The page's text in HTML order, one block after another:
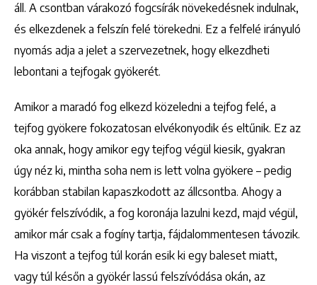
áll. A csontban várakozó fogcsírák növekedésnek indulnak,
és elkezdenek a felszín felé törekedni. Ez a felfelé irányuló
nyomás adja a jelet a szervezetnek, hogy elkezdheti
lebontani a tejfogak gyökerét.
Amikor a maradó fog elkezd közeledni a tejfog felé, a
tejfog gyökere fokozatosan elvékonyodik és eltűnik. Ez az
oka annak, hogy amikor egy tejfog végül kiesik, gyakran
úgy néz ki, mintha soha nem is lett volna gyökere – pedig
korábban stabilan kapaszkodott az állcsontba. Ahogy a
gyökér felszívódik, a fog koronája lazulni kezd, majd végül,
amikor már csak a fogíny tartja, fájdalommentesen távozik.
Ha viszont a tejfog túl korán esik ki egy baleset miatt,
vagy túl későn a gyökér lassú felszívódása okán, az